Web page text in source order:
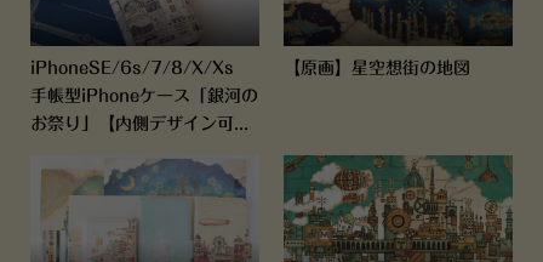
iPhoneSE/6s/7/8/X/Xs
手帳型iPhoneケース「銀河の
お祭り」【内側デザイン可...
【原画】星空想街の地図